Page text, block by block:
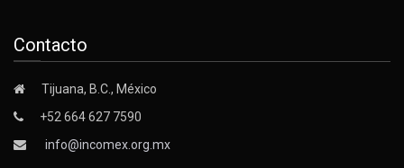
Contacto
Tijuana, B.C., México
+52 664 627 7590
info@incomex.org.mx